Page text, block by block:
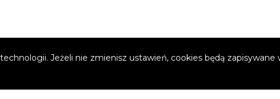
Jeżeli nie zmienisz ustawień, cookies będą zapisywane